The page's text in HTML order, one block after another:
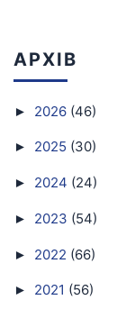
АРХІВ
► 2026 (46)
► 2025 (30)
► 2024 (24)
► 2023 (54)
► 2022 (66)
► 2021 (56)